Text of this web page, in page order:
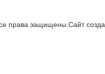
права защищены. Сайт